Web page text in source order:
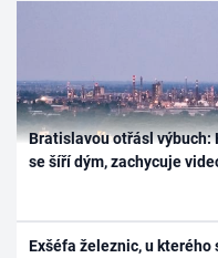
Bratislavou otřásl
se šíří dým, zachycuje
Exšéfa železnic, u